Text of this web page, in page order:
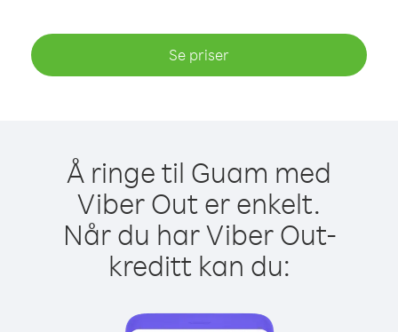
Se priser
Å ringe til Guam med
Viber Out er enkelt.
Når du har Viber Out-
kreditt kan du: